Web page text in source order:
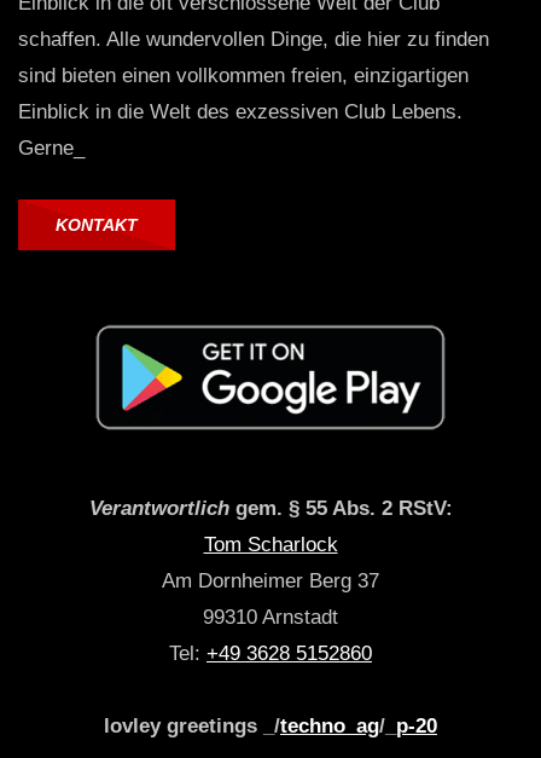
schaffen. Alle wundervollen Dinge, die hier zu finden
sind bieten einen vollkommen freien, einzigartigen
Einblick in die Welt des exzessiven Club Lebens.
Gerne_
KONTAKT
Verantwortlichgem. § 55 Abs. 2 RStV:
Tom Scharlock
Am Dornheimer Berg 37
99310 Arnstadt
Tel: +49 3628 5152860
lovley greetings _/techno_ag/_ p-20